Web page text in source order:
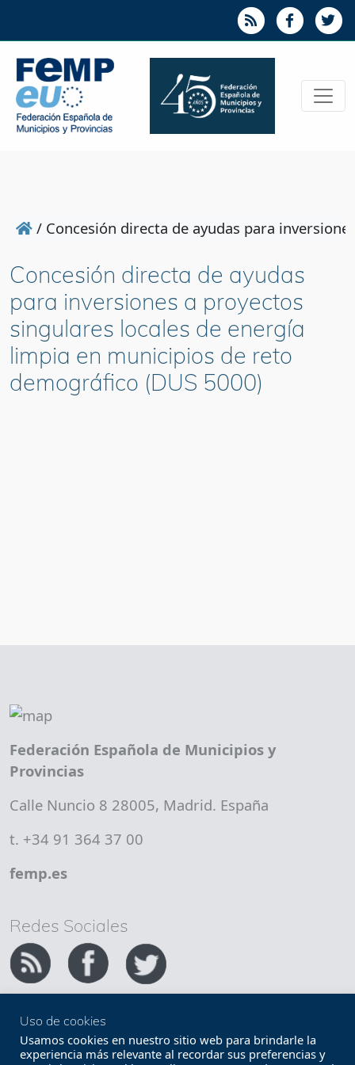
/ Concesión directa de ayudas para
Concesión directa de ayudas
para inversiones a proyectos
singulares locales de energía
limpia en municipios de reto
demográfico (DUS 5000)
Federación Española de Municipios y
Provincias
Calle Nuncio 8 28005, Madrid. España
t. +34 91 364 37 00
femp.es
Redes Sociales
Copyright FEMP
Accesibilidad
Uso de cookies
Usamos cookies en nuestro sitio web para brindarle la
experiencia más relevante al recordar sus preferencias y